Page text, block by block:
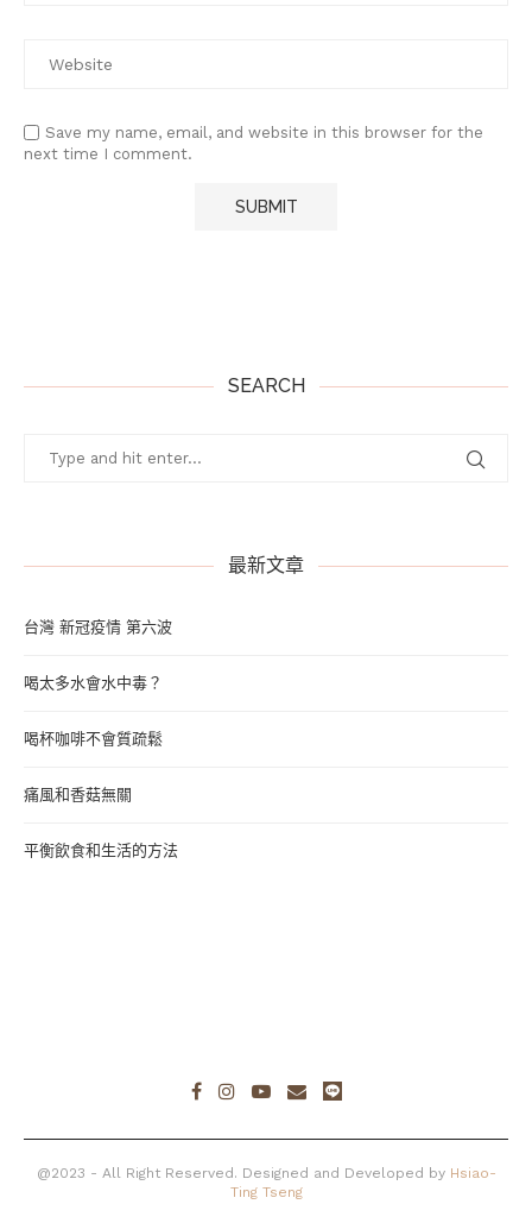
Save my name, email, and website in this browser for the
next time I comment.
SEARCH
最新文章
台灣 新冠疫情 第六波
喝太多水會水中毒？
喝杯咖啡不會質疏鬆
痛風和香菇無關
平衡飲食和生活的方法
@2023 - All Right Reserved. Designed and Developed by Hsiao-
Ting Tseng